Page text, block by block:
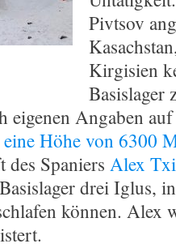
Pivtsov
Kirgisien
Basislager
eigenen Angaben
Höhe von 6300
des Spaniers Alex
drei Iglus,
können. Alex